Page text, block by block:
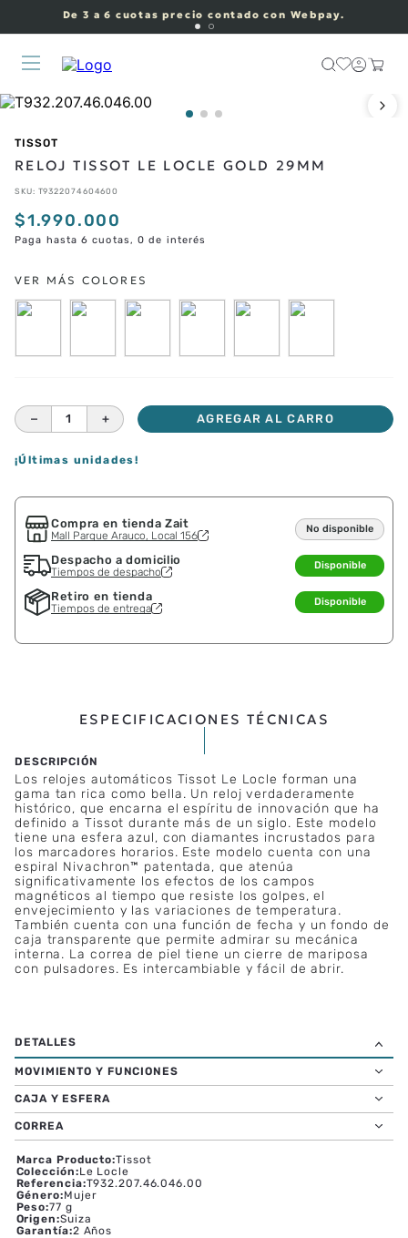
De 3 a 6 cuotas precio contado con Webpay.
TISSOT
RELOJ TISSOT LE LOCLE GOLD 29MM
SKU: T9322074604600
$1.990.000
Paga hasta 6 cuotas, 0 de interés
＋
－ AGREGAR AL CARRO
¡Últimas unidades!
Compra en tienda Zait
Mall Parque Arauco, Local 156
No disponible
Despacho a domicilio
Tiempos de despacho
Disponible
Retiro en tienda
Tiempos de entrega
Disponible
ESPECIFICACIONES TÉCNICAS
Los relojes automáticos Tissot Le Locle forman una
gama tan rica como bella. Un reloj verdaderamente
histórico, que encarna el espíritu de innovación que ha
definido a Tissot durante más de un siglo. Este modelo
tiene una esfera azul, con diamantes incrustados para
los marcadores horarios. Este modelo cuenta con una
espiral Nivachron™ patentada, que atenúa
significativamente los efectos de los campos
magnéticos al tiempo que resiste los golpes, el
envejecimiento y las variaciones de temperatura.
También cuenta con una función de fecha y un fondo de
caja transparente que permite admirar su mecánica
interna. La correa de piel tiene un cierre de mariposa
con pulsadores. Es intercambiable y fácil de abrir.
MOVIMIENTO Y FUNCIONES
CAJA Y ESFERA
CORREA
Marca Producto:Tissot
Colección:Le Locle
Referencia:T932.207.46.046.00
Género:Mujer
Peso:77 g
Origen:Suiza
Garantía:2 Años